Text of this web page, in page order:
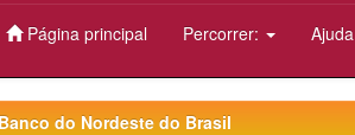
Página principal Percorrer: Ajuda
do Nordeste do Brasil